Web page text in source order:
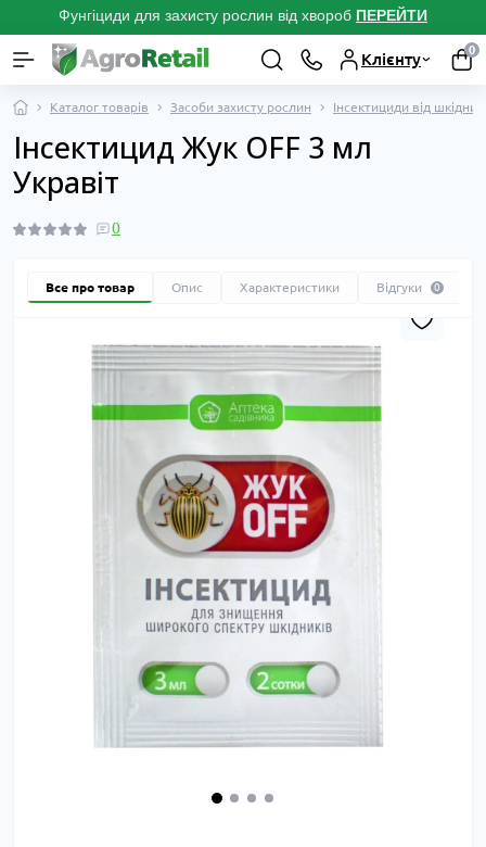
Фунгіциди для захисту рослин від хвороб ПЕРЕЙТИ
Клієнту
0
Каталог товарів Засоби захисту рослин Інсектициди від
Інсектицид Жук OFF 3 мл
Укравіт
0
Все про товар Опис Характеристики Відгуки 0